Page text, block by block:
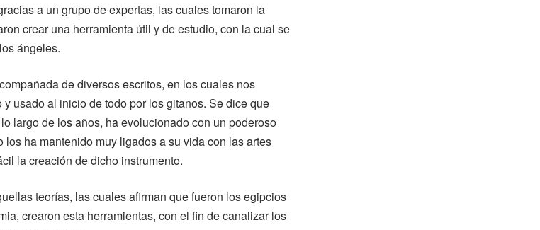
a un grupo de expertas, las cuales tomaron la
crear una herramienta útil y de estudio, con la cual se
ángeles.
de diversos escritos, en los cuales nos
usado al inicio de todo por los gitanos. Se dice que
largo de los años, ha evolucionado con un poderoso
los ha mantenido muy ligados a su vida con las artes
la creación de dicho instrumento.
teorías, las cuales afirman que fueron los egipcios
crearon esta herramientas, con el fin de canalizar los